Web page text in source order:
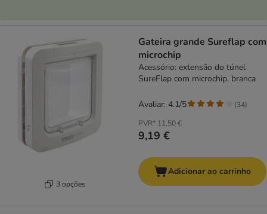
3 opções
Gateira grande Sureflap com
microchip
Acessório: extensão do túnel
SureFlap com microchip, branca
PVR* 11,50 €
9,19 €
Avaliar: 4.1/5 (34)
Adicionar ao carrinho